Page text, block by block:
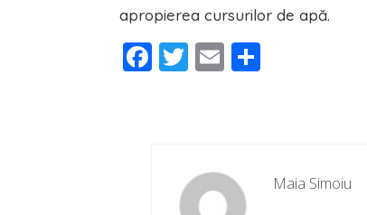
apropierea cursurilor de apă.
Facebook
Twitter
Email
Maia Simoiu